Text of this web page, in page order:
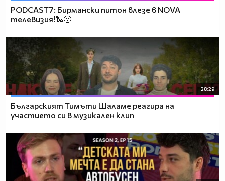
PODCAST7: Бирмански питон влезе в NOVA
телевизия!🐍😮
28:29
Българският Тимъти Шаламе реагира на
участието си в музикален клип